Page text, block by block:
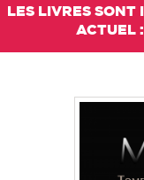
LES LIVRES
ACTUEL